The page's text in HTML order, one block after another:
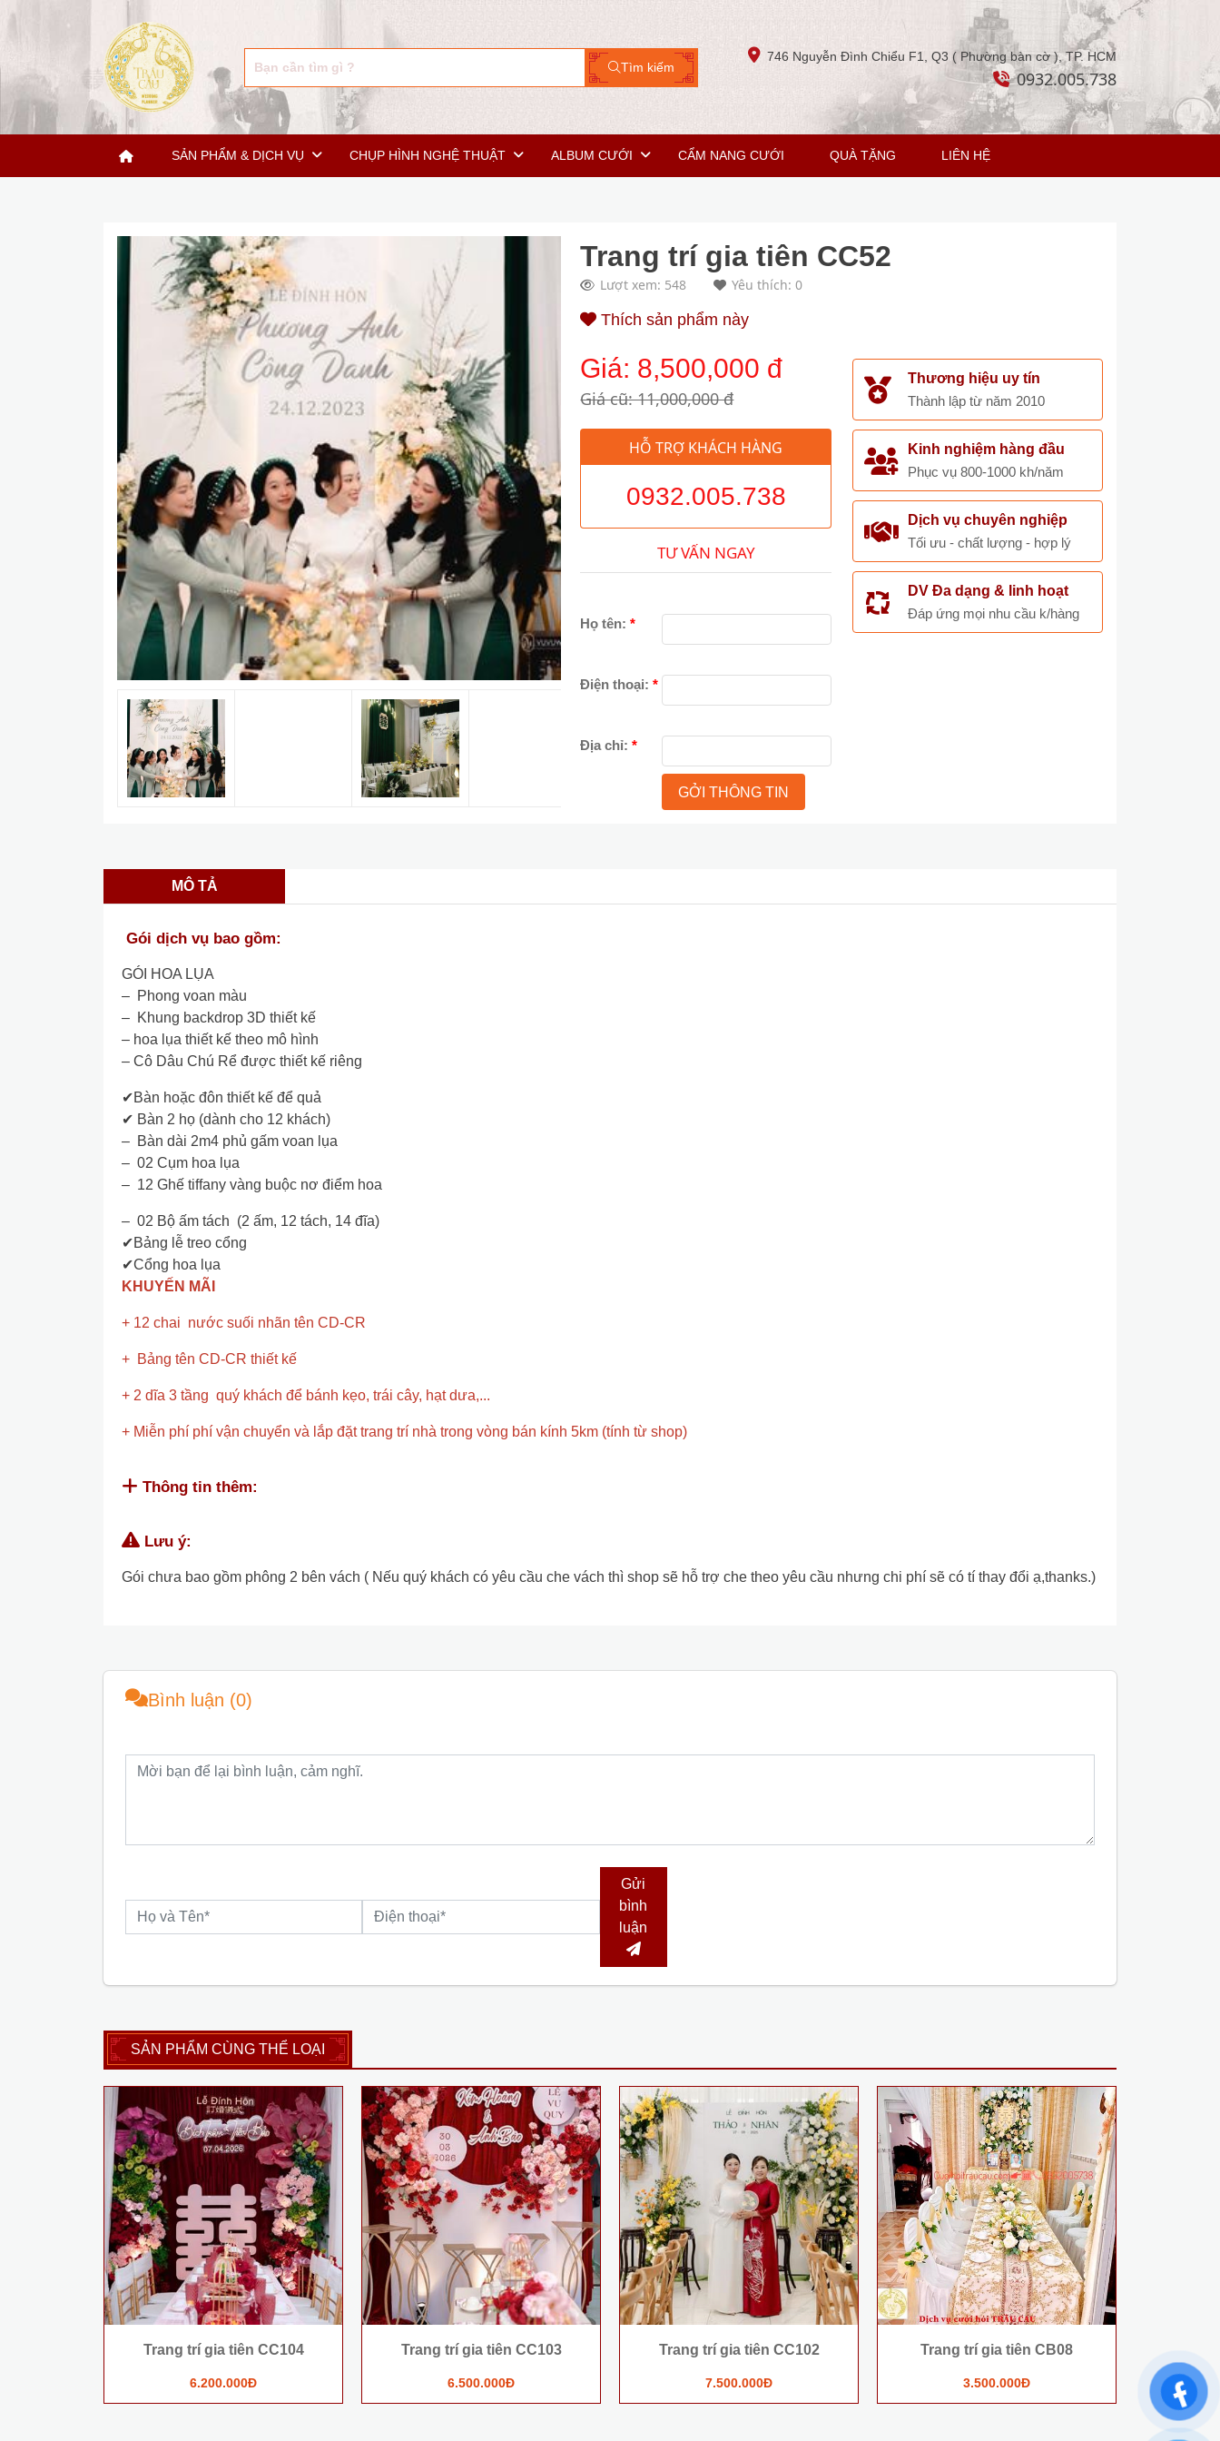
Tìm kiếm
746 Nguyễn Đình Chiểu F1, Q3 ( Phường bàn cờ ), TP. HCM
0932.005.738
SẢN PHẨM & DỊCH VỤ CHỤP HÌNH NGHỆ THUẬT ALBUM CƯỚI CẨM NANG CƯỚI QUÀ TẶNG LIÊN HỆ
Trang trí gia tiên CC52
Lượt xem: 548 Yêu thích: 0
Thích sản phẩm này
Giá: 8,500,000 đ
Giá cũ: 11,000,000 đ
HỖ TRỢ KHÁCH HÀNG
0932.005.738
TƯ VẤN NGAY
Họ tên:*
Điện thoại:*
Địa chỉ:*
Thương hiệu uy tín
Thành lập từ năm 2010
Kinh nghiệm hàng đầu
Phục vụ 800-1000 kh/năm
Dịch vụ chuyên nghiệp
Tối ưu - chất lượng - hợp lý
DV Đa dạng & linh hoạt
Đáp ứng mọi nhu cầu k/hàng
MÔ TẢ
Gói dịch vụ bao gồm:
GÓI HOA LỤA
– Phong voan màu
– Khung backdrop 3D thiết kế
– hoa lụa thiết kế theo mô hình
– Cô Dâu Chú Rể được thiết kế riêng
✔Bàn hoặc đôn thiết kế để quả
✔ Bàn 2 họ (dành cho 12 khách)
– Bàn dài 2m4 phủ gấm voan lụa
– 02 Cụm hoa lụa
– 12 Ghế tiffany vàng buộc nơ điểm hoa
– 02 Bộ ấm tách (2 ấm, 12 tách, 14 đĩa)
✔Bảng lễ treo cổng
✔Cổng hoa lụa
KHUYẾN MÃI
+ 12 chai nước suối nhãn tên CD-CR
+ Bảng tên CD-CR thiết kế
+ 2 dĩa 3 tầng quý khách để bánh kẹo, trái cây, hạt dưa,...
+ Miễn phí phí vận chuyển và lắp đặt trang trí nhà trong vòng bán kính 5km (tính từ shop)
Thông tin thêm:
Lưu ý:
Gói chưa bao gồm phông 2 bên vách ( Nếu quý khách có yêu cầu che vách thì shop sẽ hỗ trợ che theo yêu cầu nhưng chi phí sẽ có tí thay đổi ạ,thanks.)
Bình luận (0)
Gửi
bình
luận
SẢN PHẨM CÙNG THỂ LOẠI
Trang trí gia tiên CC104
6.200.000Đ
Trang trí gia tiên CC103
6.500.000Đ
Trang trí gia tiên CC102
7.500.000Đ
Trang trí gia tiên CB08
3.500.000Đ